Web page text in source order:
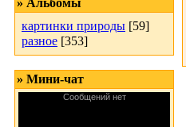
» Альбомы
картинки природы [59]
разное [353]
» Мини-чат